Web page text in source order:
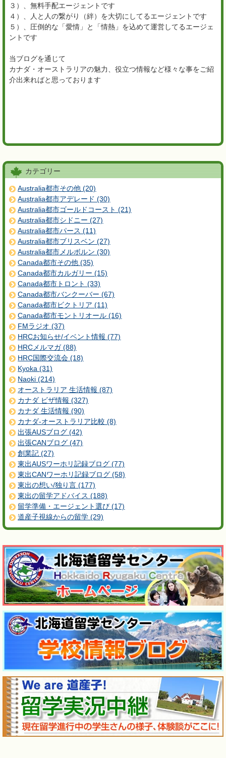
３）、無料手配エージェントです
４）、人と人の繋がり（絆）を大切にしてるエージェントです
５）、圧倒的な「愛情」と「情熱」を込めて運営してるエージェ
ントです
当ブログを通じて
カナダ・オーストラリアの魅力、役立つ情報など様々な事をご紹
介出来ればと思っております
カテゴリー
Australia都市その他 (20)
Australia都市アデレード (30)
Australia都市ゴールドコースト (21)
Australia都市シドニー (27)
Australia都市パース (11)
Australia都市ブリスベン (27)
Australia都市メルボルン (30)
Canada都市その他 (35)
Canada都市カルガリー (15)
Canada都市トロント (33)
Canada都市バンクーバー (67)
Canada都市ビクトリア (11)
Canada都市モントリオール (16)
FMラジオ (37)
HRCお知らせ/イベント情報 (77)
HRCメルマガ (88)
HRC国際交流会 (18)
Kyoka (31)
Naoki (214)
オーストラリア 生活情報 (87)
カナダ ビザ情報 (327)
カナダ 生活情報 (90)
カナダ-オーストラリア比較 (8)
出張AUSブログ (42)
出張CANブログ (47)
創業記 (27)
東出AUSワーホリ記録ブログ (77)
東出CANワーホリ記録ブログ (58)
東出の想い/独り言 (177)
東出の留学アドバイス (188)
留学準備・エージェント選び (17)
道産子視線からの留学 (29)